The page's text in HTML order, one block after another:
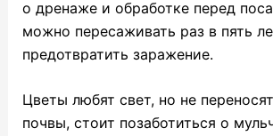
о дренаже и обработке перед
можно пересаживать раз в пять
предотвратить заражение.
Цветы любят свет, но не
почвы, стоит позаботиться о